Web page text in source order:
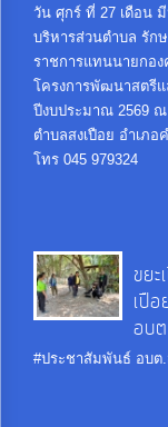
แผนการ
ป้องกัน
การ
ทุจริต
ดำเนิน
การ
เพื่อ
ป้องกัน
วัน ศุกร์ ที่ 27 เดือน
บริหารส่วนตำบล รัก
ราชการแทนนายกอง
โครงการพัฒนาสตรีแ
ปีงบประมาณ 2569
ตำบลสงเปือย อำเภ
โทร 045 979324
ขย
เปื
อบ
#ประชาสัมพันธ์ อบต.